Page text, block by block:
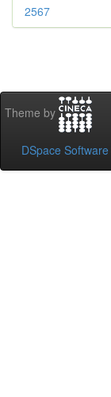
2567
Theme by
DSpace Software